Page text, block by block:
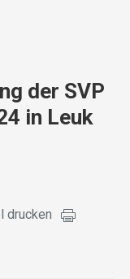
der SVP
in Leuk
drucken